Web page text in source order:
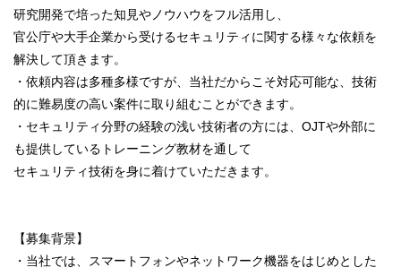
研究開発で培った知見やノウハウをフル活用し、
官公庁や大手企業から受けるセキュリティに関する様々な依頼を
解決して頂きます。
・依頼内容は多種多様ですが、当社だからこそ対応可能な、技術
的に難易度の高い案件に取り組むことができます。
・セキュリティ分野の経験の浅い技術者の方には、OJTや外部に
も提供しているトレーニング教材を通して
セキュリティ技術を身に着けていただきます。
【募集背景】
・当社では、スマートフォンやネットワーク機器をはじめとした